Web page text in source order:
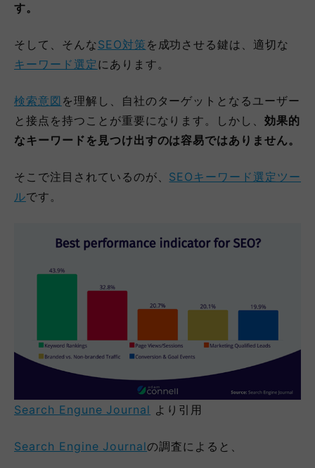
す。
そして、そんなSEO対策 を成功させる鍵は、適切な
キーワード選定 にあります。
検索意図 を理解し、自社のターゲットとなるユーザー
と接点を持つことが重要になります。しかし、効果的
なキーワードを見つけ出すのは容易ではありません。
そこで注目されているのが、 SEOキーワード選定ツー
ルです。
Search Engune Journal より引用
Search Engine Journalの調査によると、